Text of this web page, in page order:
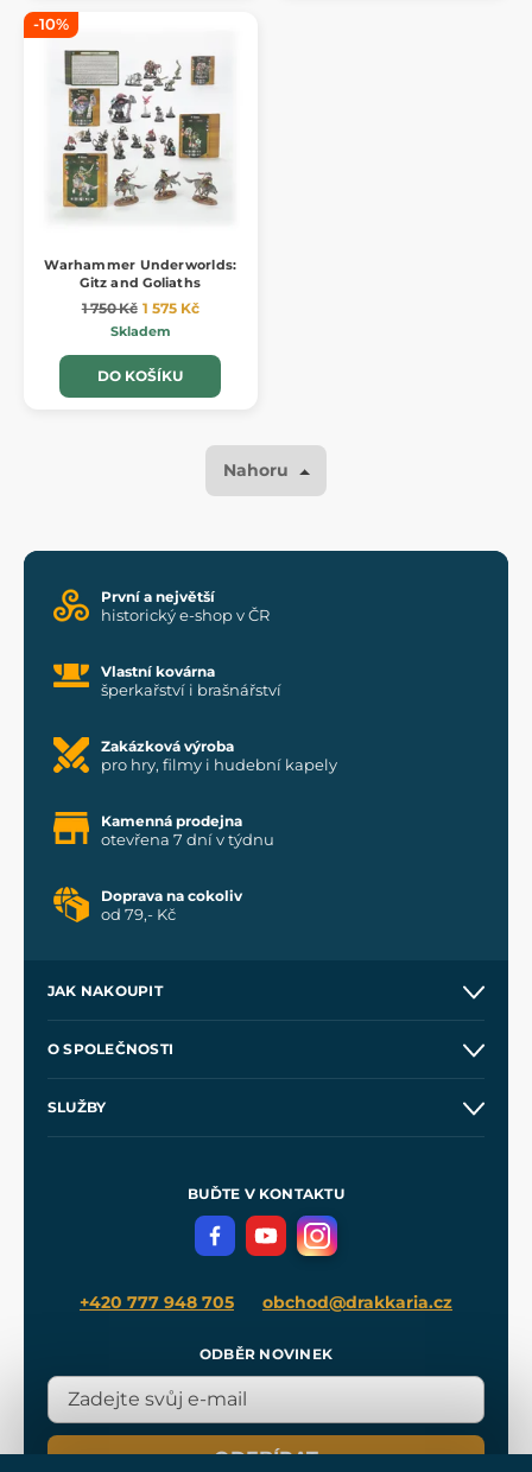
-10%
Warhammer Underworlds:
Gitz and Goliaths
1 750 Kč 1 575 Kč
Skladem
DO KOŠÍKU
Nahoru
První a největší
historický e-shop v ČR
Vlastní kovárna
šperkařství i brašnářství
Zakázková výroba
pro hry, filmy i hudební kapely
Kamenná prodejna
otevřena 7 dní v týdnu
Doprava na cokoliv
od 79,- Kč
JAK NAKOUPIT
Velkoobchod
O SPOLEČNOSTI
SLUŽBY
Meče pro Kingdom Come
BUĎTE V KONTAKTU
+420 777 948 705 obchod@drakkaria.cz
ODBĚR NOVINEK
ODEBÍRAT